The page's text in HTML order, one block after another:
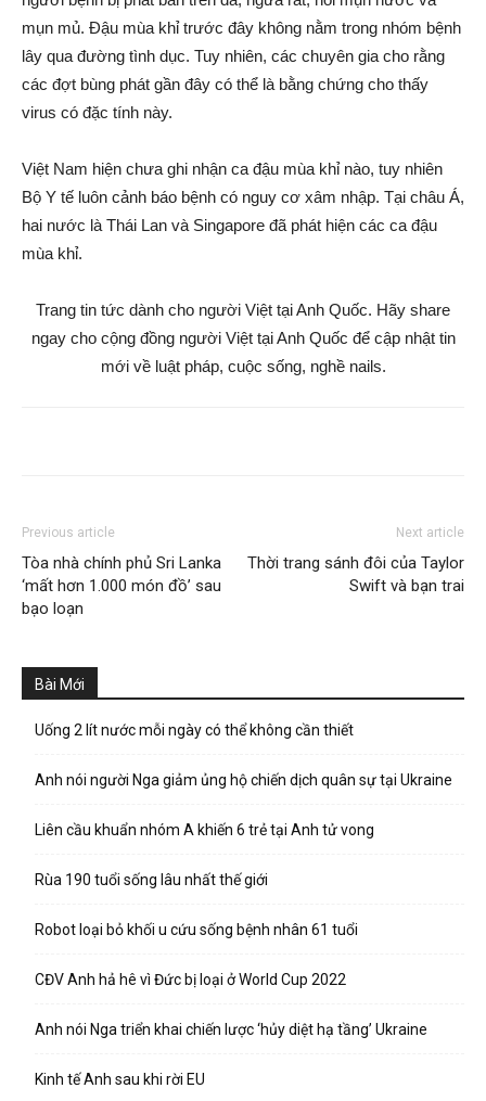
mụn mủ. Đậu mùa khỉ trước đây không nằm trong nhóm bệnh
lây qua đường tình dục. Tuy nhiên, các chuyên gia cho rằng
các đợt bùng phát gần đây có thể là bằng chứng cho thấy
virus có đặc tính này.
Việt Nam hiện chưa ghi nhận ca đậu mùa khỉ nào, tuy nhiên
Bộ Y tế luôn cảnh báo bệnh có nguy cơ xâm nhập. Tại châu Á,
hai nước là Thái Lan và Singapore đã phát hiện các ca đậu
mùa khỉ.
Trang tin tức dành cho người Việt tại Anh Quốc. Hãy share
ngay cho cộng đồng người Việt tại Anh Quốc để cập nhật tin
mới về luật pháp, cuộc sống, nghề nails.
Previous article
Tòa nhà chính phủ Sri Lanka
‘mất hơn 1.000 món đồ’ sau
bạo loạn
Next article
Thời trang sánh đôi của Taylor
Swift và bạn trai
Bài Mới
Uống 2 lít nước mỗi ngày có thể không cần thiết
Anh nói người Nga giảm ủng hộ chiến dịch quân sự tại Ukraine
Liên cầu khuẩn nhóm A khiến 6 trẻ tại Anh tử vong
Rùa 190 tuổi sống lâu nhất thế giới
Robot loại bỏ khối u cứu sống bệnh nhân 61 tuổi
CĐV Anh hả hê vì Đức bị loại ở World Cup 2022
Anh nói Nga triển khai chiến lược ‘hủy diệt hạ tầng’ Ukraine
Kinh tế Anh sau khi rời EU